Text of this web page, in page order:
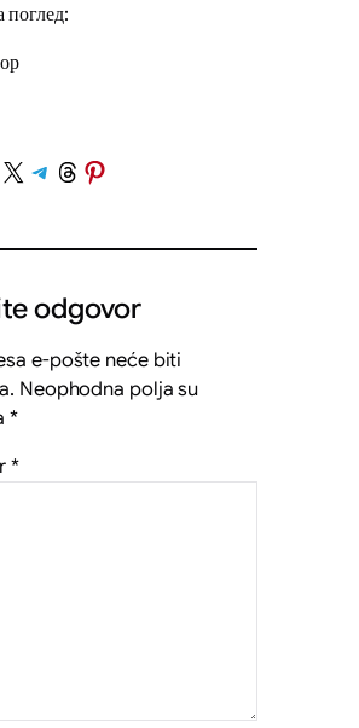
поглед:
Facebook
Share on X Share on Telegram
Share on Threads
Share on Pinterest
odgovor
e-pošte neće biti
Neophodna polja su
*
*